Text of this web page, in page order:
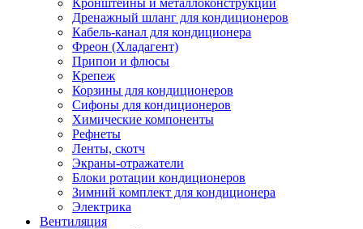
Кронштейны и металлоконструкции
Дренажный шланг для кондиционеров
Кабель-канал для кондиционера
Фреон (Хладагент)
Припои и флюсы
Крепеж
Корзины для кондиционеров
Сифоны для кондиционеров
Химические компоненты
Рефнеты
Ленты, скотч
Экраны-отражатели
Блоки ротации кондиционеров
Зимний комплект для кондиционера
Электрика
Вентиляция